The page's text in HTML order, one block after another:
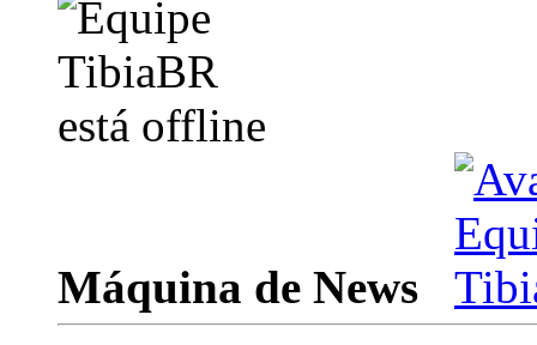
Máquina de News